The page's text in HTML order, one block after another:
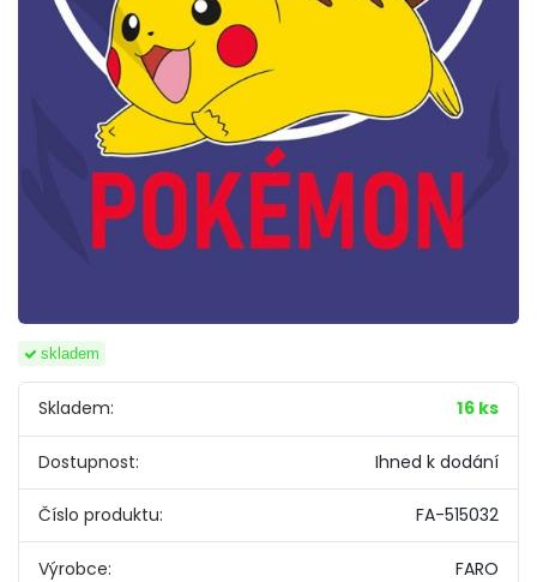
skladem
Skladem: 16 ks
Dostupnost: Ihned k dodání
Číslo produktu: FA-515032
Výrobce: FARO